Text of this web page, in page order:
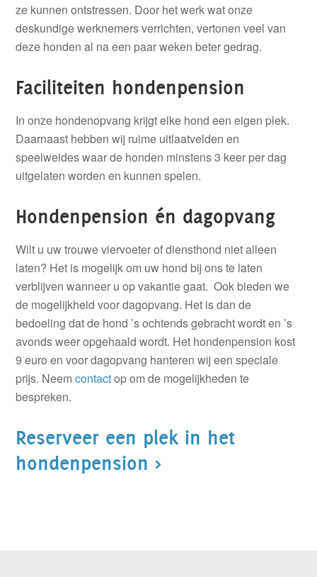
ze kunnen ontstressen. Door het werk wat onze
deskundige werknemers verrichten, vertonen veel van
deze honden al na een paar weken beter gedrag.
Faciliteiten hondenpension
In onze hondenopvang krijgt elke hond een eigen plek.
Daarnaast hebben wij ruime uitlaatvelden en
speelweides waar de honden minstens 3 keer per dag
uitgelaten worden en kunnen spelen.
Hondenpension én dagopvang
Wilt u uw trouwe viervoeter of diensthond niet alleen
laten? Het is mogelijk om uw hond bij ons te laten
verblijven wanneer u op vakantie gaat. Ook bieden we
de mogelijkheid voor dagopvang. Het is dan de
bedoeling dat de hond ’s ochtends gebracht wordt en ’s
avonds weer opgehaald wordt. Het hondenpension kost
9 euro en voor dagopvang hanteren wij een speciale
prijs. Neemcontactop om de mogelijkheden te
bespreken.
Reserveer een plek in het
hondenpension >